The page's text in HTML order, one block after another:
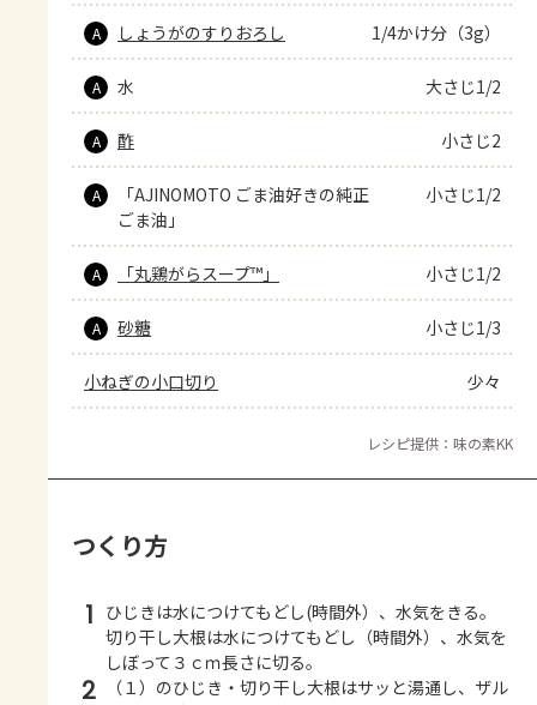
A しょうがのすりおろし 1/4かけ分（3g）
A 水 大さじ1/2
A 酢 小さじ2
A
「AJINOMOTO ごま油好きの純正
ごま油」
小さじ1/2
A 「丸鶏がらスープ™」 小さじ1/2
A 砂糖 小さじ1/3
小ねぎの小口切り 少々
レシピ提供：味の素KK
つくり方
1 ひじきは水につけてもどし(時間外）、水気をきる。
切り干し大根は水につけてもどし（時間外）、水気を
しぼって３ｃｍ長さに切る。
2
（１）のひじき・切り干し大根はサッと湯通し、ザル